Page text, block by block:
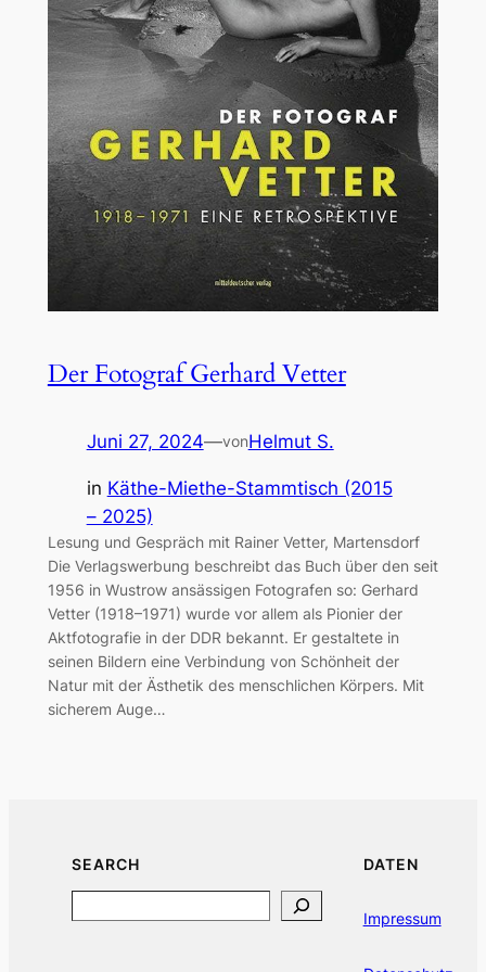
Der Fotograf Gerhard Vetter
Juni 27, 2024—vonHelmut S.
in Käthe-Miethe-Stammtisch (2015
– 2025)
Lesung und Gespräch mit Rainer Vetter, Martensdorf
Die Verlagswerbung beschreibt das Buch über den seit
1956 in Wustrow ansässigen Fotografen so: Gerhard
Vetter (1918–1971) wurde vor allem als Pionier der
Aktfotografie in der DDR bekannt. Er gestaltete in
seinen Bildern eine Verbindung von Schönheit der
Natur mit der Ästhetik des menschlichen Körpers. Mit
sicherem Auge…
SEARCH DATEN
Impressum